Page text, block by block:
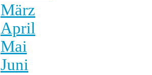
März
April
Mai
Juni